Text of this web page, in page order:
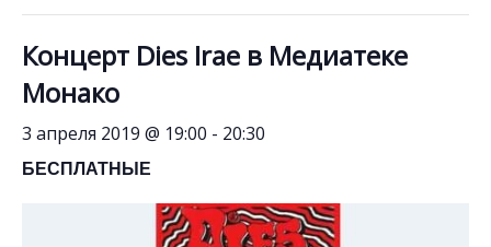
Концерт Dies Irae в Медиатеке
Монако
3 апреля 2019 @ 19:00 - 20:30
БЕСПЛАТНЫЕ